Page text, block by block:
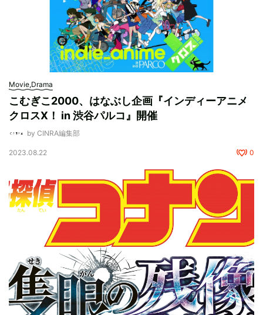
Movie,Drama
こむぎこ2000、はなぶし企画『インディーアニメ
クロスX！ in 渋谷パルコ』開催
by CINRA編集部
2023.08.22 0